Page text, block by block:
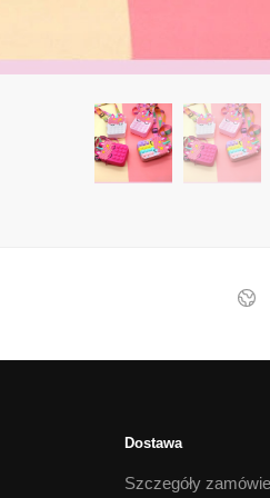
Dostawa
Szczegóły